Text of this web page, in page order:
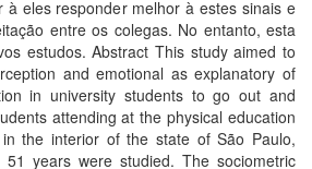
à eles responder melhor à estes sinais e
entre os colegas. No entanto, esta
estudos. Abstract This study aimed to
and emotional as explanatory of
in university students to go out and
attending at the physical education
the interior of the state of São Paulo,
years were studied. The sociometric